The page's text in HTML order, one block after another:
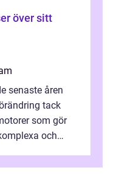
över sitt
senaste åren
tack
som gör
och